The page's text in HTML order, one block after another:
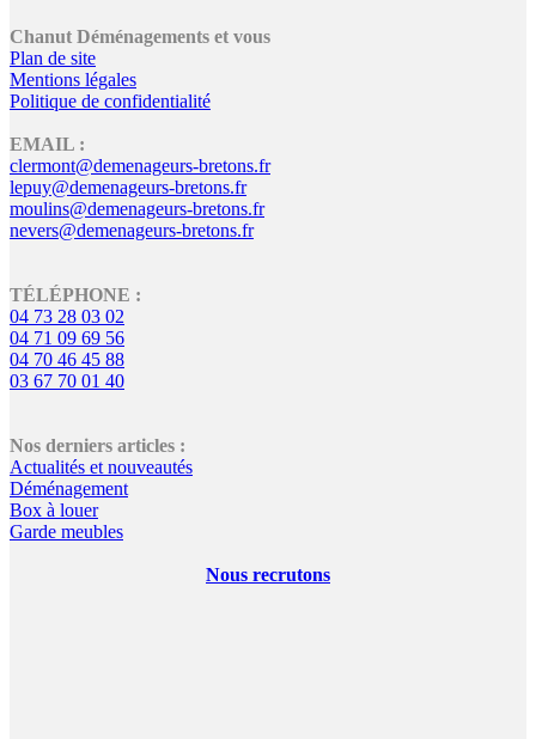
Chanut Déménagements et vous
Plan de site
Mentions légales
Politique de confidentialité
EMAIL :
clermont@demenageurs-bretons.fr
lepuy@demenageurs-bretons.fr
moulins@demenageurs-bretons.fr
nevers@demenageurs-bretons.fr
TÉLÉPHONE :
04 73 28 03 02
04 71 09 69 56
04 70 46 45 88
03 67 70 01 40
Nos derniers articles :
Actualités et nouveautés
Déménagement
Box à louer
Garde meubles
Nous recrutons